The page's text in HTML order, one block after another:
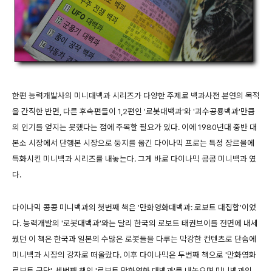
한편 능력개발사의 미니대백과 시리즈가 다양한 주제로 백과사전 본연의 목적
을 간직한 반면, 다른 후속편들이 1,2편인 '로봇대백과'와 '괴수공룡백과'만큼
의 인기를 얻지는 못했다는 점에 주목할 필요가 있다. 이에 1980년대 중반 대
본소 시장에서 단행본 시장으로 둥지를 옮긴 다이나믹 프로는 특정 장르물에
특화시킨 미니백과 시리즈를 내놓는다. 그게 바로 다이나믹 콩콩 미니백과 였
다.
다이나믹 콩콩 미니백과의 첫번째 책은 '만화영화대백과: 로보트 대집합'이었
다. 능력개발의 '로봇대백과'와는 달리 한국의 로보트 태권브이를 전면에 내세
웠던 이 책은 한국과 일본의 수많은 로봇들을 다루는 막강한 컨텐츠로 단숨에
미니백과 시장의 강자로 떠올랐다. 이후 다이나믹은 두번째 책으로 '만화영화